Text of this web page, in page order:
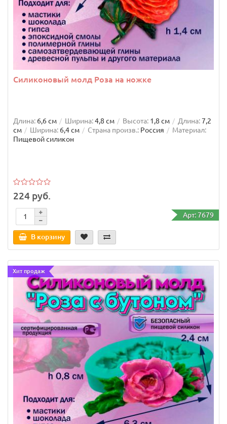
Силиконовый молд Роза на ножке
Длина: 6,6 см Ширина:4,8 см Высота: 1,8 см Длина:7,2
см
Ширина: 6,4 см Страна произв.: Россия
Материал:
Пищевой силикон
224 руб.
Арт: 7679
В корзину
Хит продаж